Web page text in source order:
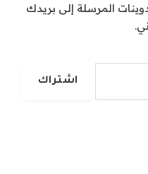
المرسلة إلى بريدك
اشتراك